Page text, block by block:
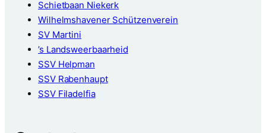
Schietbaan Niekerk
Wilhelmshavener Schützenverein
SV Martini
’s Landsweerbaarheid
SSV Helpman
SSV Rabenhaupt
SSV Filadelfia